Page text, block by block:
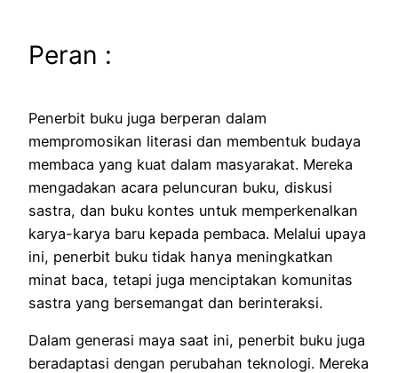
Peran :
Penerbit buku juga berperan dalam
mempromosikan literasi dan membentuk budaya
membaca yang kuat dalam masyarakat. Mereka
mengadakan acara peluncuran buku, diskusi
sastra, dan buku kontes untuk memperkenalkan
karya-karya baru kepada pembaca. Melalui upaya
ini, penerbit buku tidak hanya meningkatkan
minat baca, tetapi juga menciptakan komunitas
sastra yang bersemangat dan berinteraksi.
Dalam generasi maya saat ini, penerbit buku juga
beradaptasi dengan perubahan teknologi. Mereka